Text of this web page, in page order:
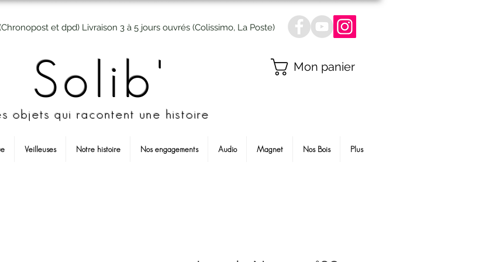
et dpd) Livraison 3 à 5 jours ouvrés (Colissimo, La Poste)
Solib'
objets qui racontent une histoire
Mon panier
Veilleuses Notre histoire Nos engagements Audio Magnet Nos Bois Plus